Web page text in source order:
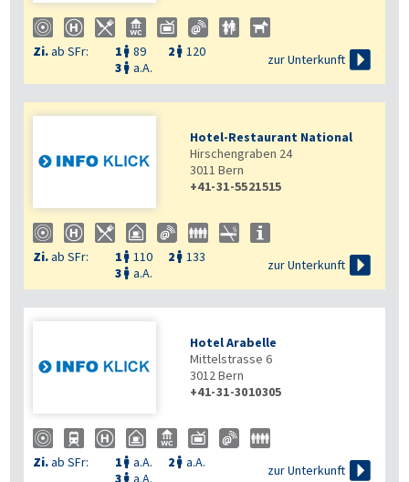
Zi.ab SFr: 1  89 2  120
3  a.A.
zur Unterkunft 
Hotel-Restaurant National
Hirschengraben 24
3011 Bern
+41-31-5521515
Zi.ab SFr: 1  110 2  133
3  a.A.
zur Unterkunft 
Hotel Arabelle
Mittelstrasse 6
3012Bern
+41-31-3010305
Zi.ab SFr: 1  a.A. 2  a.A.
3  a.A.
zur Unterkunft 